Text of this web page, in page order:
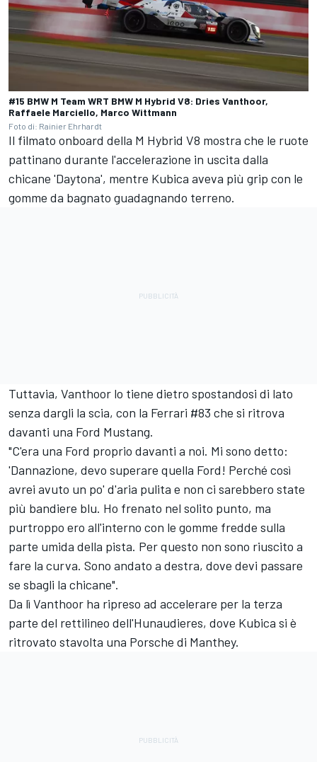
#15 BMW M Team WRT BMW M Hybrid V8: Dries Vanthoor,
Raffaele Marciello, Marco Wittmann
Foto di: Rainier Ehrhardt
Il filmato onboard della M Hybrid V8 mostra che le ruote
pattinano durante l'accelerazione in uscita dalla
chicane 'Daytona', mentre Kubica aveva più grip con le
gomme da bagnato guadagnando terreno.
Tuttavia, Vanthoor lo tiene dietro spostandosi di lato
senza dargli la scia, con la Ferrari #83 che si ritrova
davanti una Ford Mustang.
"C'era una Ford proprio davanti a noi. Mi sono detto:
'Dannazione, devo superare quella Ford! Perché così
avrei avuto un po' d'aria pulita e non ci sarebbero state
più bandiere blu. Ho frenato nel solito punto, ma
purtroppo ero all'interno con le gomme fredde sulla
parte umida della pista. Per questo non sono riuscito a
fare la curva. Sono andato a destra, dove devi passare
se sbagli la chicane".
Da lì Vanthoor ha ripreso ad accelerare per la terza
parte del rettilineo dell'Hunaudieres, dove Kubica si è
ritrovato stavolta una Porsche di Manthey.